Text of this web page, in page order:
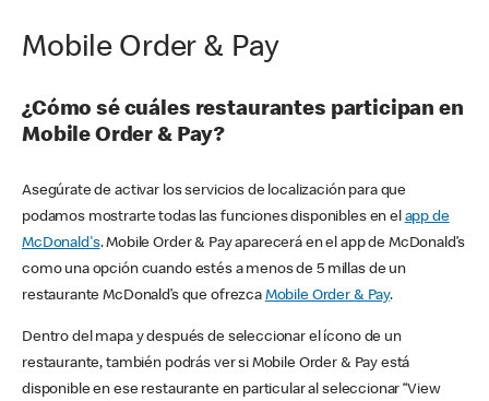
Mobile Order & Pay
¿Cómo sé cuáles restaurantes participan en
Mobile Order & Pay?
Asegúrate de activar los servicios de localización para que
podamos mostrarte todas las funciones disponibles en el app de
McDonald's. Mobile Order & Pay aparecerá en el app de McDonald’s
como una opción cuando estés a menos de 5 millas de un
restaurante McDonald’s que ofrezca Mobile Order & Pay.
Dentro del mapa y después de seleccionar el ícono de un
restaurante, también podrás ver si Mobile Order & Pay está
disponible en ese restaurante en particular al seleccionar “View